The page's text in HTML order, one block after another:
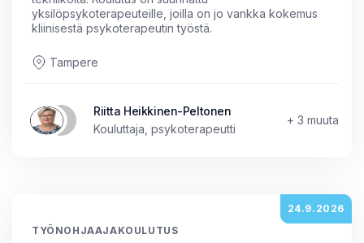
yksilöpsykoterapeuteille, joilla on jo vankka kokemus
kliinisestä psykoterapeutin työstä.
Tampere
Riitta Heikkinen-Peltonen
Kouluttaja, psykoterapeutti
+ 3 muuta
24.9.2026
TYÖNOHJAAJAKOULUTUS